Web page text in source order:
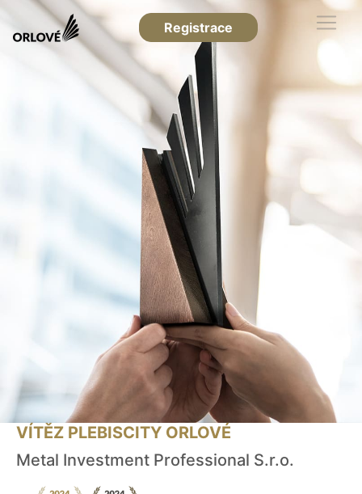
Registrace
VÍTĚZ PLEBISCITY ORLOVÉ
Metal Investment Professional S.r.o.